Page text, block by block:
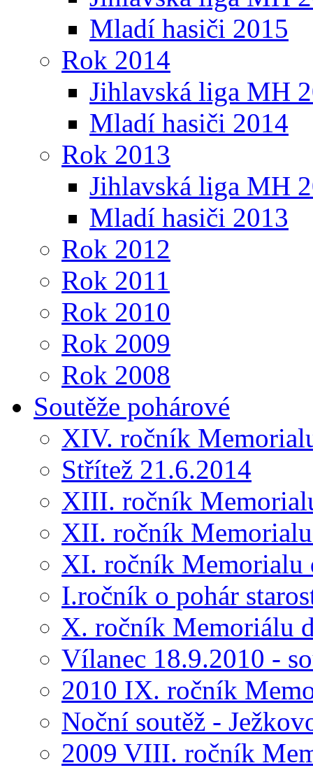
Mladí hasiči 2015
Rok 2014
Jihlavská liga MH
Mladí hasiči 2014
Rok 2013
Jihlavská liga MH
Mladí hasiči 2013
Rok 2012
Rok 2011
Rok 2010
Rok 2009
Rok 2008
Soutěže pohárové
XIV. ročník
Střítež 21.6.2014
XIII. ročník
XII. ročník
XI. ročník Memorialu
I.ročník o pohár
X. ročník Memoriálu
Vílanec 18.9.2010 -
2010 IX. ročník
Noční soutěž -
2009 VIII. ročník